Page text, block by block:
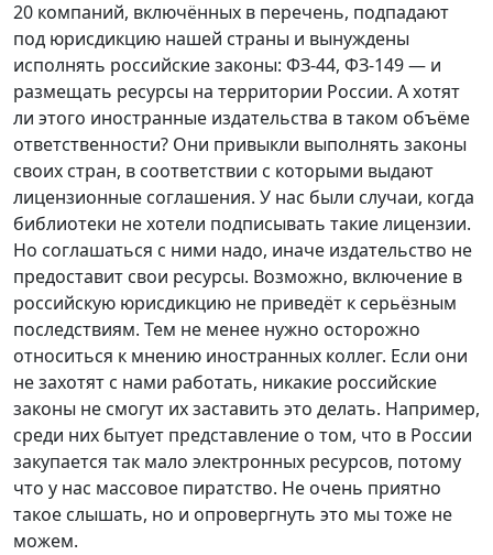
20 компаний, включённых в перечень, подпадают
под юрисдикцию нашей страны и вынуждены
исполнять российские законы: ФЗ-44, ФЗ-149 — и
размещать ресурсы на территории России. А хотят
ли этого иностранные издательства в таком объёме
ответственности? Они привыкли выполнять законы
своих стран, в соответствии с которыми выдают
лицензионные соглашения. У нас были случаи, когда
библиотеки не хотели подписывать такие лицензии.
Но соглашаться с ними надо, иначе издательство не
предоставит свои ресурсы. Возможно, включение в
российскую юрисдикцию не приведёт к серьёзным
последствиям. Тем не менее нужно осторожно
относиться к мнению иностранных коллег. Если они
не захотят с нами работать, никакие российские
законы не смогут их заставить это делать. Например,
среди них бытует представление о том, что в России
закупается так мало электронных ресурсов, потому
что у нас массовое пиратство. Не очень приятно
такое слышать, но и опровергнуть это мы тоже не
можем.